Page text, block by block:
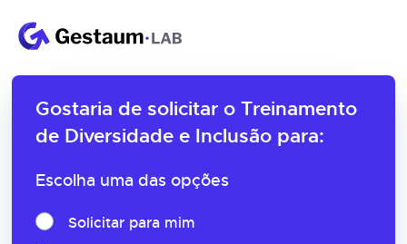
Gostaria de solicitar o Treinamento
de Diversidade e Inclusão para:
Escolha uma das opções
Solicitar para mim